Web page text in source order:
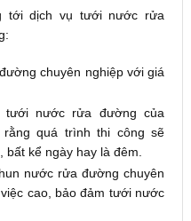
tới dịch vụ tưới nước rửa
chuyên nghiệp với giá
tưới nước rửa đường của
quá trình thi công sẽ
kể ngày hay là đêm.
nước rửa đường chuyên
cao, bảo đảm tưới nước